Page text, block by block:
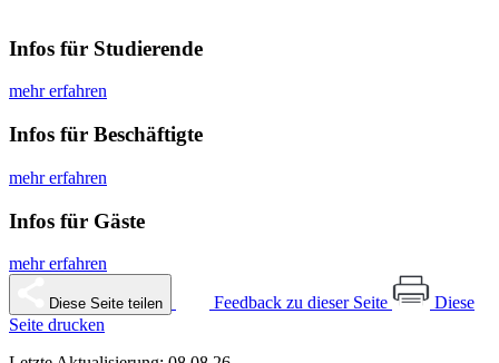
Infos für Studierende
mehr erfahren
Infos für Beschäftigte
mehr erfahren
Infos für Gäste
mehr erfahren
Diese Seite teilen Feedback zu dieser Seite
Diese
Seite drucken